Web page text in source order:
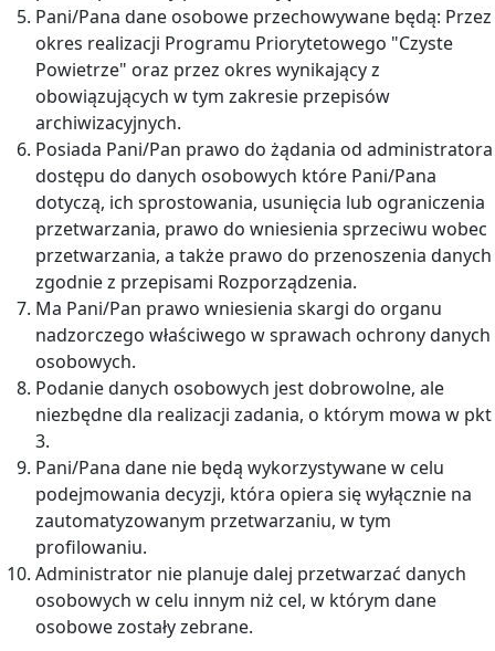
Pani/Pana dane osobowe przechowywane będą: Przez
okres realizacji Programu Priorytetowego "Czyste
Powietrze" oraz przez okres wynikający z
obowiązujących w tym zakresie przepisów
archiwizacyjnych.
Posiada Pani/Pan prawo do żądania od administratora
dostępu do danych osobowych które Pani/Pana
dotyczą, ich sprostowania, usunięcia lub ograniczenia
przetwarzania, prawo do wniesienia sprzeciwu wobec
przetwarzania, a także prawo do przenoszenia danych
zgodnie z przepisami Rozporządzenia.
Ma Pani/Pan prawo wniesienia skargi do organu
nadzorczego właściwego w sprawach ochrony danych
osobowych.
Podanie danych osobowych jest dobrowolne, ale
niezbędne dla realizacji zadania, o którym mowa w pkt
3.
Pani/Pana dane nie będą wykorzystywane w celu
podejmowania decyzji, która opiera się wyłącznie na
zautomatyzowanym przetwarzaniu, w tym
profilowaniu.
Administrator nie planuje dalej przetwarzać danych
osobowych w celu innym niż cel, w którym dane
osobowe zostały zebrane.